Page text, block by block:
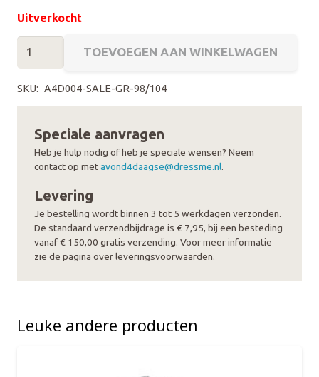
Uitverkocht
Avond4daagse
Kids
Hoodie
aantal
TOEVOEGEN AAN WINKELWAGEN
SKU: A4D004-SALE-GR-98/104
Speciale aanvragen
Heb je hulp nodig of heb je speciale wensen? Neem
contact op metavond4daagse@dressme.nl.
Levering
Je bestelling wordt binnen 3 tot 5 werkdagen verzonden.
De standaard verzendbijdrage is € 7,95, bij een besteding
vanaf € 150,00 gratis verzending. Voor meer informatie
zie de pagina over leveringsvoorwaarden.
Leuke andere producten